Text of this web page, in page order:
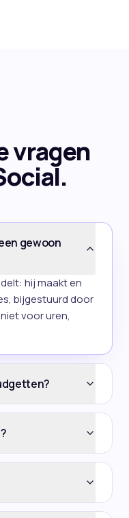
vragen
.
gewoon
hij maakt en
bijgestuurd door
voor uren,